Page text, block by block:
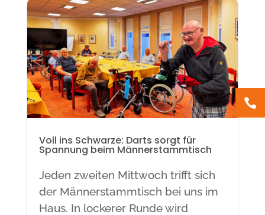
Voll ins Schwarze: Darts sorgt für
Spannung beim Männerstammtisch
Jeden zweiten Mittwoch trifft sich
der Männerstammtisch bei uns im
Haus. In lockerer Runde wird
